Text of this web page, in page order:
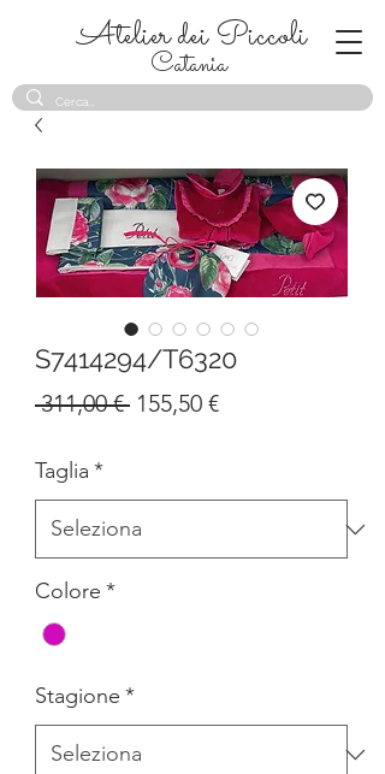
Atelier dei Piccoli
Catania
S7414294/T6320
311,00 € Prezzo
155,50 €Prezzo
Taglia *
Colore *
Stagione *